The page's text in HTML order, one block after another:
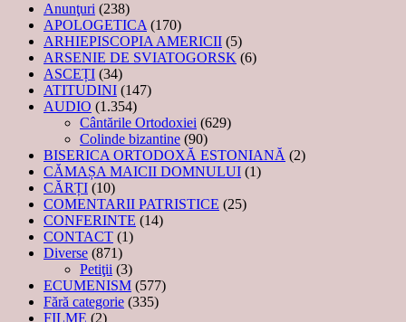
Anunţuri (238)
APOLOGETICA (170)
ARHIEPISCOPIA AMERICII (5)
ARSENIE DE SVIATOGORSK (6)
ASCEȚI (34)
ATITUDINI (147)
AUDIO (1.354)
Cântările Ortodoxiei (629)
Colinde bizantine (90)
BISERICA ORTODOXĂ ESTONIANĂ (2)
CĂMAȘA MAICII DOMNULUI (1)
CĂRȚI (10)
COMENTARII PATRISTICE (25)
CONFERINTE (14)
CONTACT (1)
Diverse (871)
Petiţii (3)
ECUMENISM (577)
Fără categorie (335)
FILME (2)